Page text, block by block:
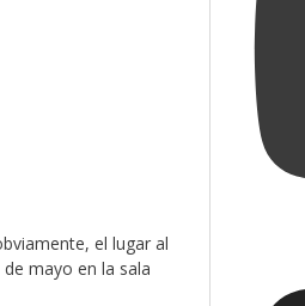
el lugar al
mayo en la sala